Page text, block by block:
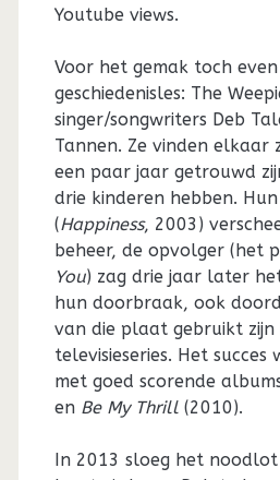
Youtube views.
Voor het gemak toch
geschiedenisles: The
singer/songwriters Deb
Tannen. Ze vinden
een paar jaar getrouwd
drie kinderen hebben.
(Happiness, 2003)
beheer, de opvolger (het
You) zag drie jaar later
hun doorbraak, ook
van die plaat gebruikt zijn
televisieseries. Het
met goed scorende
en Be My Thrill(2010).
In 2013 sloeg het